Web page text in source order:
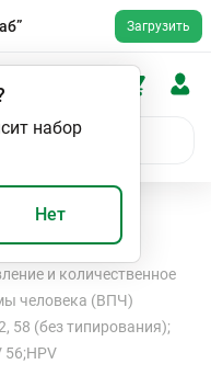
Загрузить
набор
Нет
ПЦР - диагностика
и количественное
человека (ВПЧ)
58 (без типирования);
56;HPV